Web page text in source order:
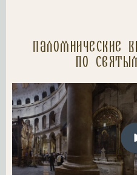
Паломнические
по